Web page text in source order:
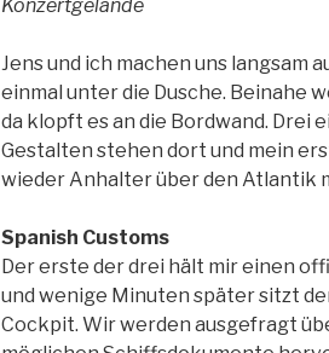
Konzertgelände
Jens und ich machen uns langsam
einmal unter die Dusche. Beinahe
da klopft es an die Bordwand. Drei
Gestalten stehen dort und mein
wieder Anhalter über den Atlantik
Spanish Customs
Der erste der drei hält mir einen
und wenige Minuten später sitzt
Cockpit. Wir werden ausgefragt